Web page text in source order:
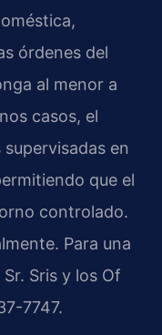
órdenes del
al menor a
casos, el
en
que el
controlado.
Para una
Sris y los Of
7747.